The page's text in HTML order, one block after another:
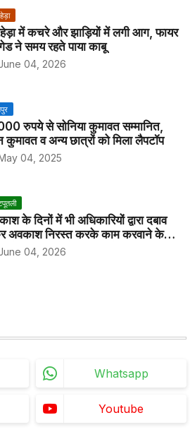
में कचरे और झाड़ियों में लगी आग, फायर
ने समय रहते पाया काबू
04, 2026
रुपये से सोनिया कुमावत सम्मानित,
कुमावत व अन्य छात्रों को मिला लैपटॉप
04, 2025
के दिनों में भी अधिकारियों द्वारा दबाव
अवकाश निरस्त करके काम करवाने के
में कर्मचारियों ने जिला कलेक्टर को सीएस
04, 2026
Whatsapp
Youtube